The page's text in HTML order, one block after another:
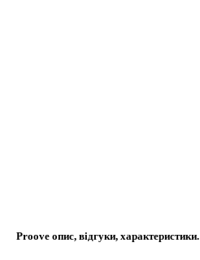
Proove опис, відгуки, характеристики.